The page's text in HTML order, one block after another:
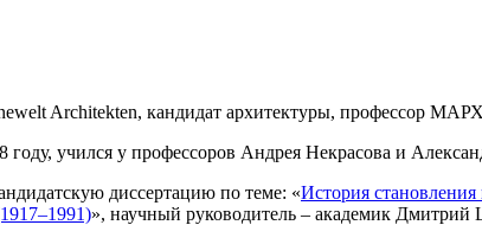
Architekten, кандидат архитектуры, профессор
учился у профессоров Андрея Некрасова и
диссертацию по теме: «История
», научный руководитель – академик Дмитрий